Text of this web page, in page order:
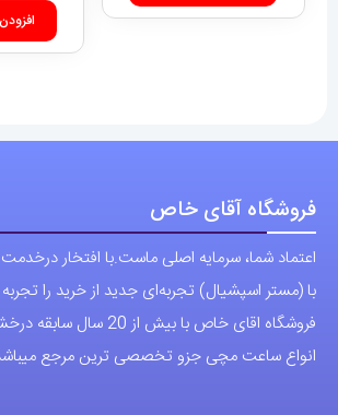
فروشگاه آقای خاص
اعتماد شما، سرمایه اصلی ماست.با افتخار
با (مستر اسپشیال) تجربه‌ای جدید از خرید را
فروشگاه اقای خاص با بیش از
انواع ساعت مچی جزو تخصصی ترین مرجع